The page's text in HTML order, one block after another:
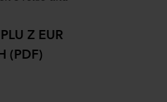
Z EUR
(PDF)